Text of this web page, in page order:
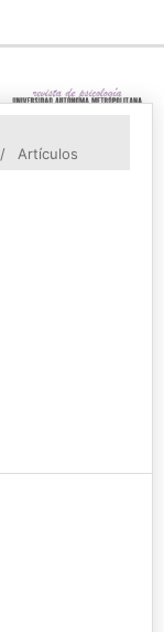
/ Artículos